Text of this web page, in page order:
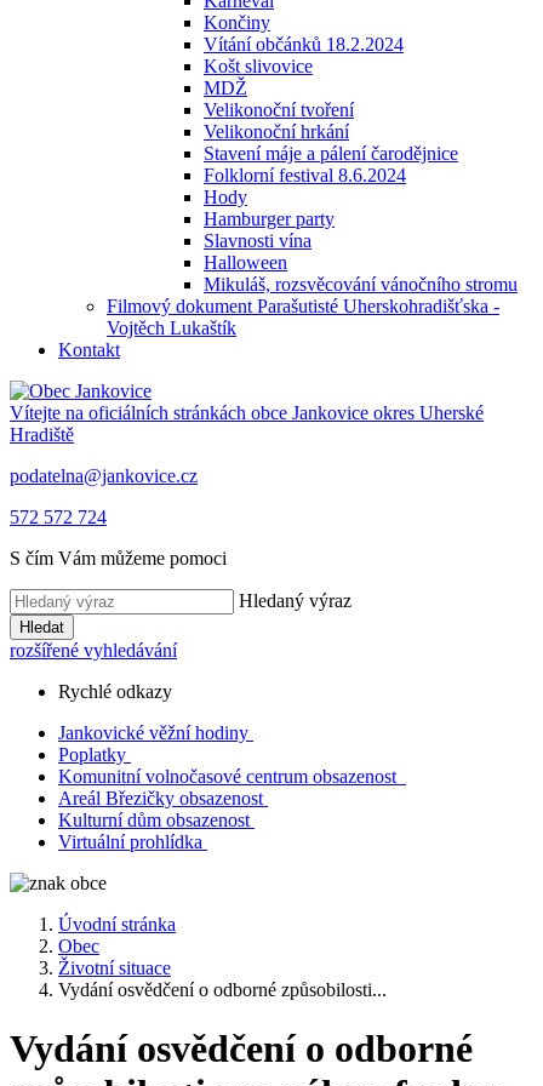
Končiny
Vítání občánků 18.2.2024
Košt slivovice
MDŽ
Velikonoční tvoření
Velikonoční hrkání
Stavení máje a pálení čarodějnice
Folklorní festival 8.6.2024
Hody
Hamburger party
Slavnosti vína
Halloween
Mikuláš, rozsvěcování vánočního stromu
Filmový dokument Parašutisté Uherskohradišťska -
Vojtěch Lukaštík
Kontakt
Vítejte na oficiálních stránkách obce Jankovice okres Uherské
Hradiště
podatelna@jankovice.cz
572 572 724
S čím Vám můžeme pomoci
Hledaný výraz
Hledat
rozšířené vyhledávání
Rychlé odkazy
Jankovické věžní hodiny
Poplatky
Komunitní volnočasové centrum obsazenost
Areál Březičky obsazenost
Kulturní dům obsazenost
Virtuální prohlídka
Úvodní stránka
Obec
Životní situace
Vydání osvědčení o odborné způsobilosti...
Vydání osvědčení o odborné